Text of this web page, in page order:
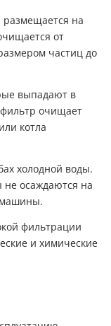
размещается на
от
частиц до
выпадают в
очищает
котла
холодной воды.
не осаждаются на
машины.
фильтрации
и химические